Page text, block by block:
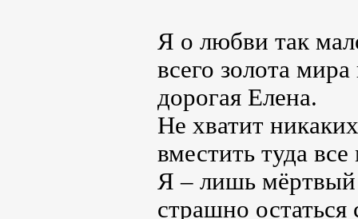
Я о любви так
всего золота
дорогая Елена.
Не хватит
вместить туда
Я – лишь мёртвый
страшно